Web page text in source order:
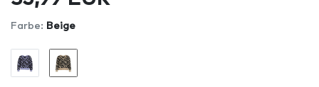
Farbe: Beige